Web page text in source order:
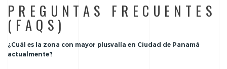
PREGUNTAS FRECUENTES
(FAQS)
¿Cuál es la zona con mayor plusvalía en Ciudad de Panamá
actualmente?